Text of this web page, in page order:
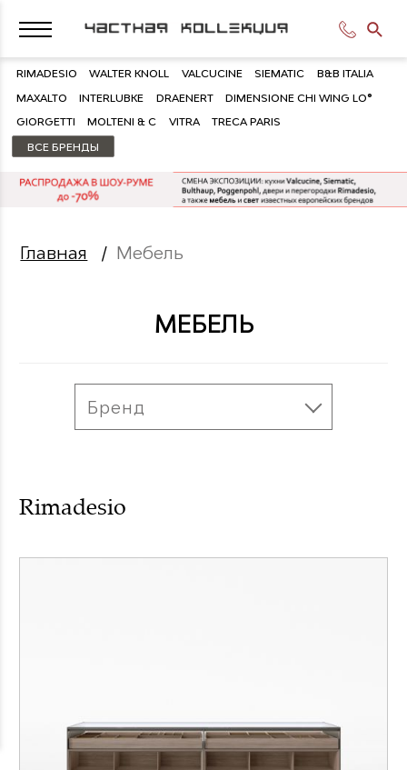
RIMADESIO WALTER KNOLL VALCUCINE SIEMATIC B&B ITALIA
MAXALTO INTERLUBKE DRAENERT DIMENSIONE CHI WING LO®
GIORGETTI MOLTENI & C VITRA TRECA PARIS
ВСЕ БРЕНДЫ
Главная / Мебель
МЕБЕЛЬ
Бренд
Rimadesio